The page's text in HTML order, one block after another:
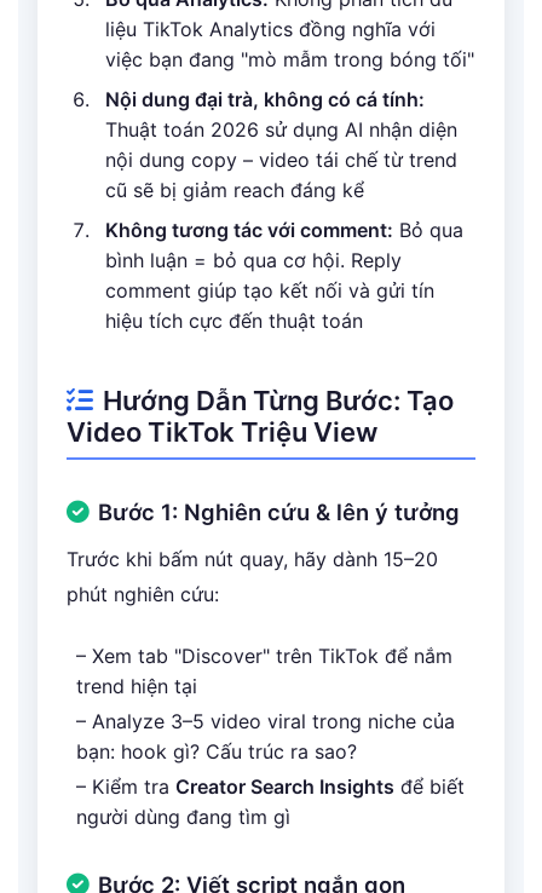
liệu TikTok Analytics đồng nghĩa với
việc bạn đang "mò mẫm trong bóng tối"
Nội dung đại trà, không có cá tính:
Thuật toán 2026 sử dụng AI nhận diện
nội dung copy – video tái chế từ trend
cũ sẽ bị giảm reach đáng kể
Không tương tác với comment: Bỏ qua
bình luận = bỏ qua cơ hội. Reply
comment giúp tạo kết nối và gửi tín
hiệu tích cực đến thuật toán
Hướng Dẫn Từng Bước: Tạo
Video TikTok Triệu View
Bước 1: Nghiên cứu & lên ý tưởng
Trước khi bấm nút quay, hãy dành 15–20
phút nghiên cứu:
– Xem tab "Discover" trên TikTok để nắm
trend hiện tại
– Analyze 3–5 video viral trong niche của
bạn: hook gì? Cấu trúc ra sao?
– Kiểm tra Creator Search Insights để biết
người dùng đang tìm gì
Bước 2: Viết script ngắn gọn